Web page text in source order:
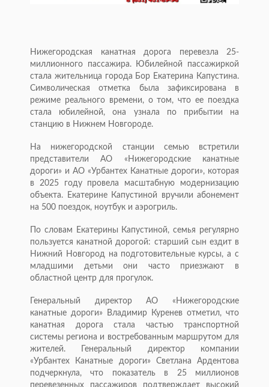
Нижегородская канатная дорога перевезла 25-
миллионного пассажира. Юбилейной пассажиркой
стала жительница города Бор Екатерина Капустина.
Символическая отметка была зафиксирована в
режиме реального времени, о том, что ее поездка
стала юбилейной, она узнала по прибытии на
станцию в Нижнем Новгороде.
На нижегородской станции семью встретили
представители АО «Нижегородские канатные
дороги» и АО «Урбантех Канатные дороги», которая
в 2025 году провела масштабную модернизацию
объекта. Екатерине Капустиной вручили абонемент
на 500 поездок, ноутбук и аэрогриль.
По словам Екатерины Капустиной, семья регулярно
пользуется канатной дорогой: старший сын ездит в
Нижний Новгород на подготовительные курсы, а с
младшими детьми они часто приезжают в
областной центр для прогулок.
Генеральный директор АО «Нижегородские
канатные дороги» Владимир Куренев отметил, что
канатная дорога стала частью транспортной
системы региона и востребованным маршрутом для
жителей. Генеральный директор компании
«Урбантех Канатные дороги» Светлана Ардентова
подчеркнула, что показатель в 25 миллионов